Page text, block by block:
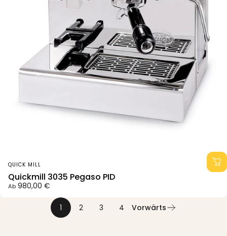
Anbieter:
QUICK MILL
Quickmill 3035 Pegaso PID
Ab 980,00 €
1 2 3 4 Vorwärts